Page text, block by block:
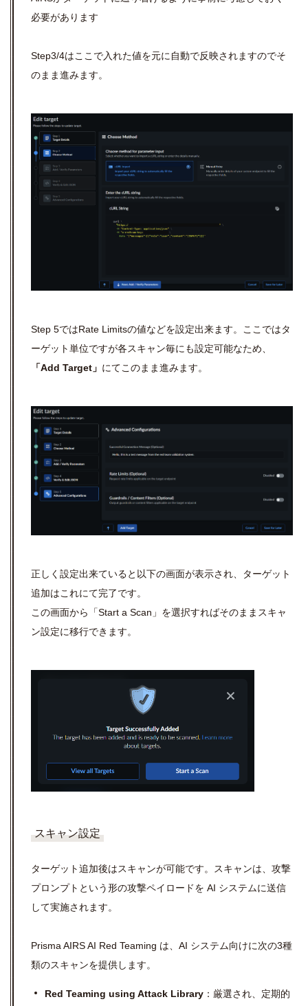
必要があります
Step3/4はここで入れた値を元に自動で反映されますのでそ
のまま進みます。
Step 5ではRate Limitsの値などを設定出来ます。ここではタ
ーゲット単位ですが各スキャン毎にも設定可能なため、
「Add Target」 にてこのまま進みます。
正しく設定出来ていると以下の画面が表示され、ターゲット
追加はこれにて完了です。
この画面から「Start a Scan」を選択すればそのままスキャ
ン設定に移行できます。
スキャン設定
ターゲット追加後はスキャンが可能です。スキャンは、攻撃
プロンプトという形の攻撃ペイロードを AI システムに送信
して実施されます。
Prisma AIRS AI Red Teaming は、AI システム向けに次の3種
類のスキャンを提供します。
Red Teaming using Attack Library ：厳選され、定期的